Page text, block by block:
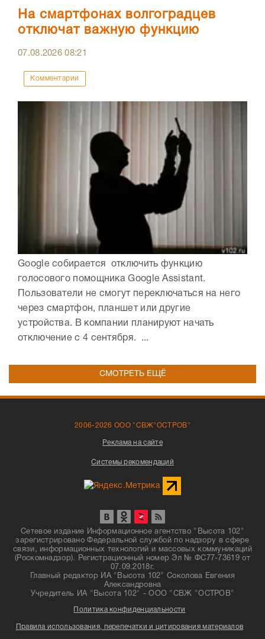
На смартфонах волгоградцев
отключат важную функцию
07.08.202608:21
Комментарии
Google собирается отключить функцию
голосового помощника Google Assistant.
Пользователи не смогут переключаться на него
через смартфон, планшет или другие
устройства. В компании планируют начать
отключение с 4 сентября. ...
СМОТРЕТЬ ЕЩЁ
2006-2026 ООО "СВЖ"ОСТРОВ"
Реклама на сайте
Системы рекомендаций
Сетевое издание Информационное агентство "Высота 102"
зарегистрировано Федеральной службой по надзору в сфере
связи, информационных технологий и массовых коммуникаций
(Роскомнадзор). Регистрационный номер Эл № ФС77-73619 от
07.09.2018г.
Главный редактор ИА "Высота 102" Соколова Евгения
Александровна
Учредитель ИА "Высота 102" - ООО "СВЖ "ОСТРОВ"
Политика конфиденциальности
Правила использования, перепечатки и цитирования материалов